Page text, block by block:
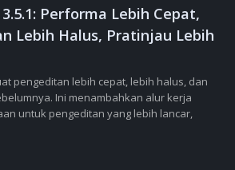
Performa Lebih Cepat,
Lebih Halus, Pratinjau Lebih
pengeditan lebih cepat, lebih halus, dan
Ini menambahkan alur kerja
untuk pengeditan yang lebih lancar,